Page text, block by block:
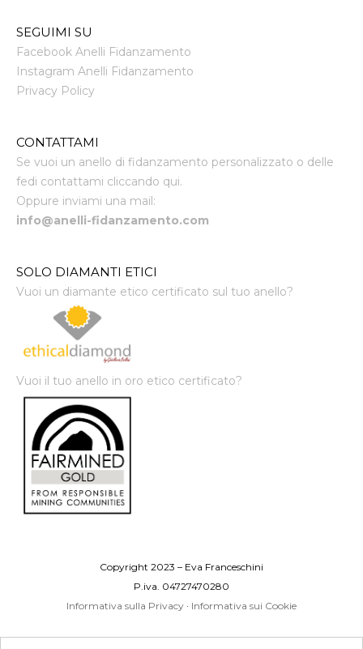
SEGUIMI SU
Facebook Anelli Fidanzamento
Instagram Anelli Fidanzamento
Privacy Policy
CONTATTAMI
Se vuoi un anello di fidanzamento personalizzato o delle
fedi contattami cliccando qui.
Oppure inviami una mail:
info@anelli-fidanzamento.com
SOLO DIAMANTI ETICI
Vuoi un diamante etico certificato sul tuo anello?
Vuoi il tuo anello in oro etico certificato?
Copyright 2023 – Eva Franceschini
P.iva. 04727470280
Informativa sulla Privacy · Informativa sui Cookie